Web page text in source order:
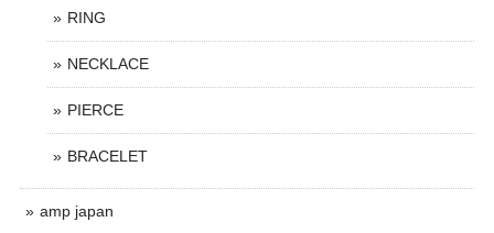
RING
NECKLACE
PIERCE
BRACELET
amp japan